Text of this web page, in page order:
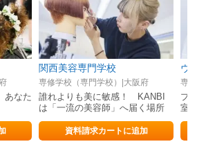
あなた
関西美容専門学校
専修学校（専門学校）|大阪府
誰れよりも美に敏感！ KANBI
は「一流の美容師」へ届く場所
資料請求カートに追加
専
プ
室
自